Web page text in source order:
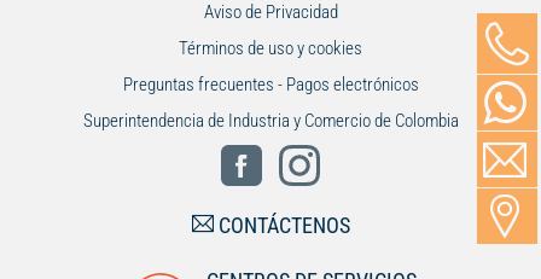
Aviso de Privacidad
Términos de uso y cookies
Preguntas frecuentes - Pagos electrónicos
Superintendencia de Industria y Comercio de Colombia
CONTÁCTENOS